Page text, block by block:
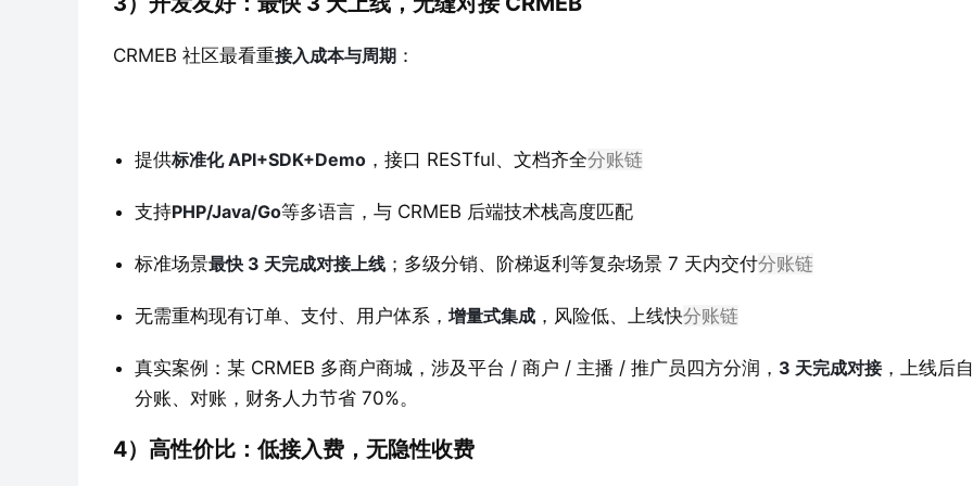
CRMEB 社区最看重接入成本与周期 ：
提供标准化 API+SDK+Demo ，接口 RESTful、文档齐全分账链
支持PHP/Java/Go等多语言，与 CRMEB 后端技术栈高度匹配
标准场景最快 3 天完成对接上线 ；多级分销、阶梯返利等复杂场景 7 天内交付分账链
无需重构现有订单、支付、用户体系， 增量式集成 ，风险低、上线快分账链
真实案例：某 CRMEB 多商户商城，涉及平台 / 商户 / 主播 / 推广员四方分润， 3 天完成对接，上线后
分账、对账，财务人力节省 70%。
4）高性价比：低接入费，无隐性收费